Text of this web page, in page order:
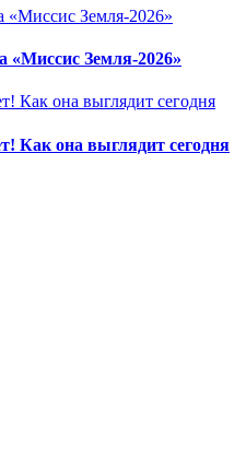
«Миссис Земля-2026»
Как она выглядит сегодня